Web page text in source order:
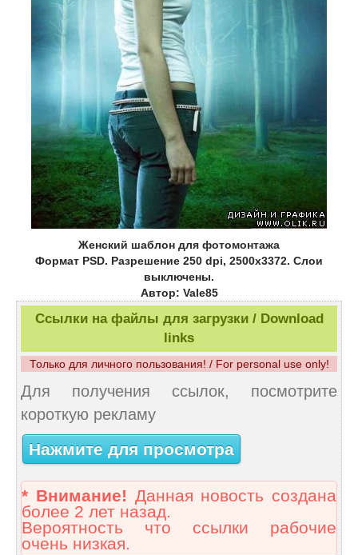
Женский шаблон для фотомонтажа
Формат PSD. Разрешение 250 dpi, 2500х3372. Слои
выключены.
Автор: Vale85
Ссылки на файлы для загрузки / Download
links
Только для личного пользования! / For personal use only!
Для получения ссылок, посмотрите
короткую рекламу
Нажмите для просмотра
* Внимание! Данная новость создана
более 2 лет назад.
Вероятность что ссылки рабочие
очень низкая.